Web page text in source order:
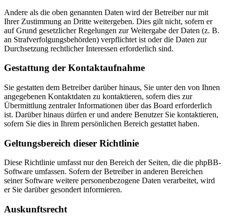
Andere als die oben genannten Daten wird der Betreiber nur mit
Ihrer Zustimmung an Dritte weitergeben. Dies gilt nicht, sofern er
auf Grund gesetzlicher Regelungen zur Weitergabe der Daten (z. B.
an Strafverfolgungsbehörden) verpflichtet ist oder die Daten zur
Durchsetzung rechtlicher Interessen erforderlich sind.
Gestattung der Kontaktaufnahme
Sie gestatten dem Betreiber darüber hinaus, Sie unter den von Ihnen
angegebenen Kontaktdaten zu kontaktieren, sofern dies zur
Übermittlung zentraler Informationen über das Board erforderlich
ist. Darüber hinaus dürfen er und andere Benutzer Sie kontaktieren,
sofern Sie dies in Ihrem persönlichen Bereich gestattet haben.
Geltungsbereich dieser Richtlinie
Diese Richtlinie umfasst nur den Bereich der Seiten, die die phpBB-
Software umfassen. Sofern der Betreiber in anderen Bereichen
seiner Software weitere personenbezogene Daten verarbeitet, wird
er Sie darüber gesondert informieren.
Auskunftsrecht